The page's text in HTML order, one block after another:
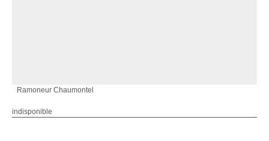
Ramoneur Chaumontel
indisponible